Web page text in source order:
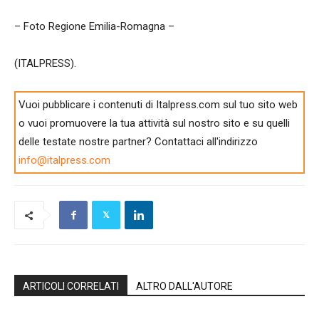
– Foto Regione Emilia-Romagna –
(ITALPRESS).
Vuoi pubblicare i contenuti di Italpress.com sul tuo sito web
o vuoi promuovere la tua attività sul nostro sito e su quelli
delle testate nostre partner? Contattaci all'indirizzo
info@italpress.com
ARTICOLI CORRELATI ALTRO DALL'AUTORE